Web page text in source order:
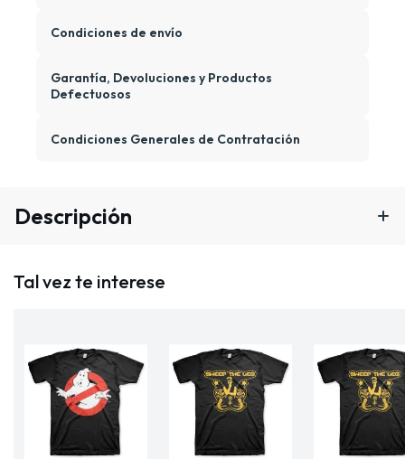
Condiciones de envío
Garantía, Devoluciones y Productos
Defectuosos
Condiciones Generales de Contratación
Descripción
Tal vez te interese